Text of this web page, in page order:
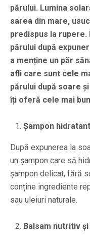
părului. Lumina
sarea din mare,
predispus la
părului după
a menține un păr
afli care sunt cele
părului după soare
îți oferă cele mai
Șampon
După expunerea la
un șampon care să
șampon delicat, fără
conține ingrediente
sau uleiuri naturale.
Balsam nutritiv